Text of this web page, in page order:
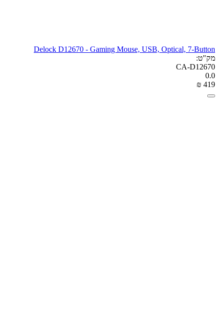
Delock D12670 - Gaming Mouse, USB, Optical, 7-Button
מק"ט:
CA-D12670
0.0
₪ ‍419‍